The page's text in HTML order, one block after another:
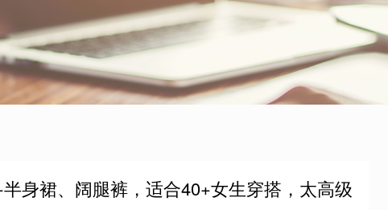
身裙、阔腿裤，适合40+女生穿搭，太高级